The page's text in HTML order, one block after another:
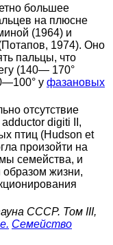
большее
на плюсне
(1964) и
1974). Оно
пальцы, что
(140— 170°
у фазановых
отсутствие
digiti II,
птиц (Hudson et
произойти на
семейства, и
жизни,
СССР. Том III,
Семейство